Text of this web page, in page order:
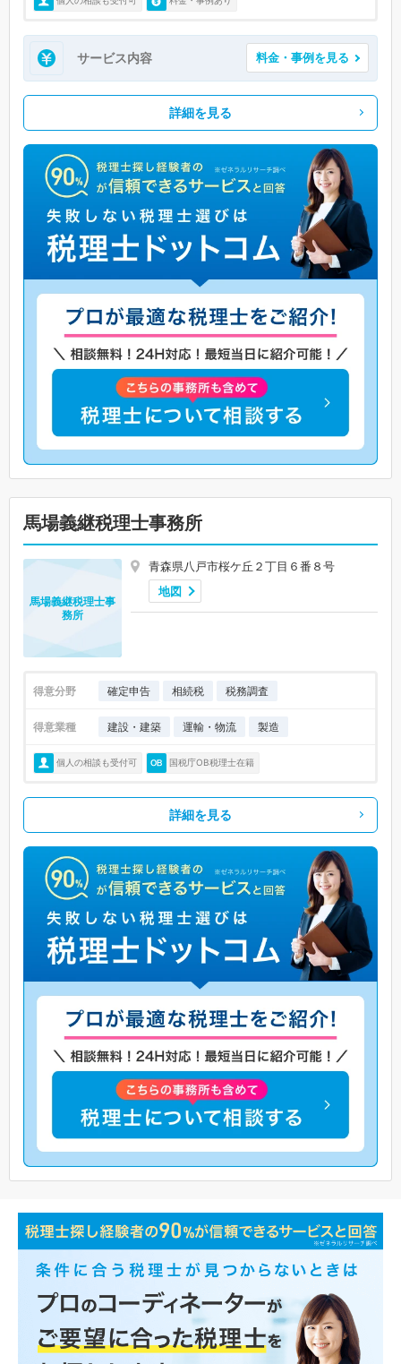
サービス内容 料金・事例を見る
詳細を見る
馬場義継税理士事務所
青森県八戸市桜ケ丘２丁目６番８号
地図
馬場義継税理士事
務所
得意分野 確定申告 相続税 税務調査
得意業種 建設・建築 運輸・物流 製造
個人の相談も受付可 国税庁OB税理士在籍
詳細を見る